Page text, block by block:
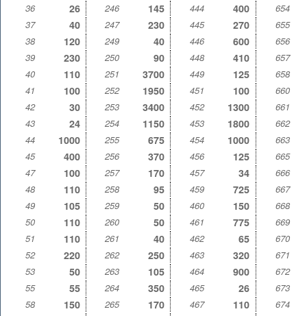
36
26 246 145 444 400
654
37
40 247 230 445 270
655
38
120 249 40 446 600
656
39
230 250 90 448 410
657
40
110 251 3700 449 125
658
41
100 252 1950 451 100
660
42
30 253 3400 452 1300
661
43
24 254 1150 453 1800
662
44
1000 255 675 454 1000
663
45
400 256 370 456 125
665
47
100 257 170 457 34
666
48
110 258 95 459 725
667
49
105 259 50 460 150
668
50
110 260 50 461 775
669
51
110 261 40 462 65
670
52
220 262 250 463 320
671
53
50 263 105 464 900
672
55
55 264 350 465 26
673
58
150 265 170 467 110
674